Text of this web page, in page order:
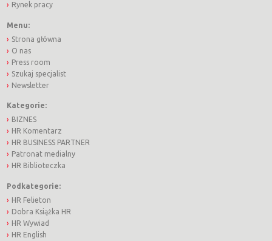
Rynek pracy
Menu:
Strona główna
O nas
Press room
Szukaj specjalist
Newsletter
Kategorie:
BIZNES
HR Komentarz
HR BUSINESS PARTNER
Patronat medialny
HR Biblioteczka
Podkategorie:
HR Felieton
Dobra Książka HR
HR Wywiad
HR English